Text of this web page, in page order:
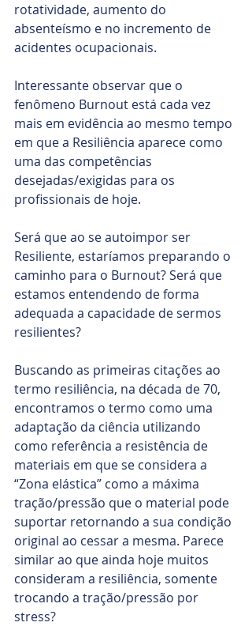
rotatividade, aumento do
absenteísmo e no incremento de
acidentes ocupacionais.
Interessante observar que o
fenômeno Burnout está cada vez
mais em evidência ao mesmo tempo
em que a Resiliência aparece como
uma das competências
desejadas/exigidas para os
profissionais de hoje.
Será que ao se autoimpor ser
Resiliente, estaríamos preparando o
caminho para o Burnout? Será que
estamos entendendo de forma
adequada a capacidade de sermos
resilientes?
Buscando as primeiras citações ao
termo resiliência, na década de 70,
encontramos o termo como uma
adaptação da ciência utilizando
como referência a resistência de
materiais em que se considera a
“Zona elástica” como a máxima
tração/pressão que o material pode
suportar retornando a sua condição
original ao cessar a mesma. Parece
similar ao que ainda hoje muitos
consideram a resiliência, somente
trocando a tração/pressão por
stress?